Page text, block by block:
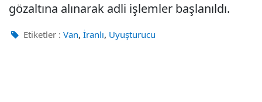
gözaltına alınarak adli işlemler başlanıldı.
Etiketler : Van, İranlı, Uyuşturucu